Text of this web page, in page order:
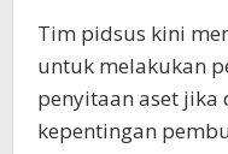
Tim pidsus kini
untuk melakukan
penyitaan aset
kepentingan